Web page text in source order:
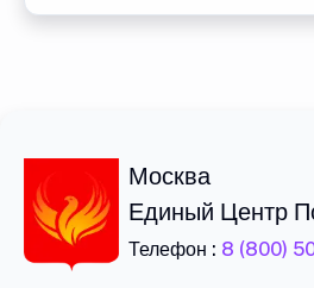
Москва
Единый Центр
Телефон : 8 (800)